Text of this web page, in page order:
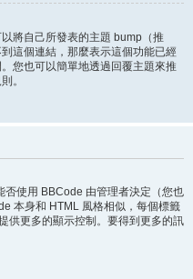
將自己所發表的主題 bump（推
這個連結，那麼表示這個功能已經
您也可以簡單地透過回覆主題來推
。
否使用 BBCode 由管理者決定（您也
本身和 HTML 風格相似，每個標籤
供更多的顯示控制。要得到更多的訊